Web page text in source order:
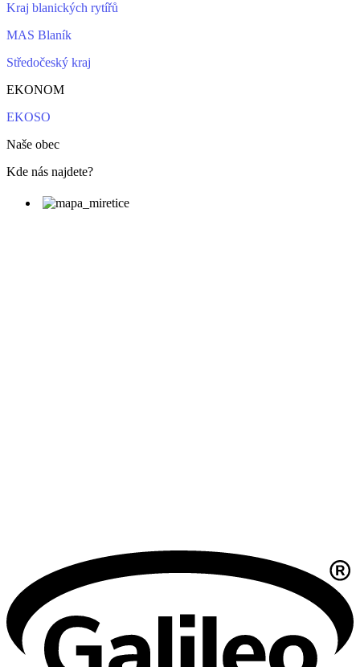
Kraj blanických rytířů
MAS Blaník
Středočeský kraj
EKONOM
EKOSO
Naše obec
Kde nás najdete?